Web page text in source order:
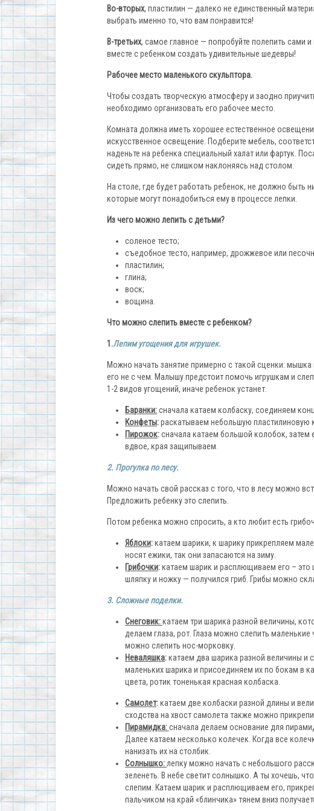
Во-вторых, пластилин — далеко не единственный
выбрать именно то, что вам понравится!
В-третьих, самое главное — попробуйте полепить сами
вместе с ребенком создать удивительные шедевры!
Рабочее место маленького скульптора.
Чтобы создать творческую атмосферу и заодно
необходимо организовать его рабочее место.
Комната должна иметь хорошее естественное
искусственное освещение. Подберите мебель,
наденьте на ребенка специальный халат или фартук.
сидеть прямо, не слишком наклоняясь над столом.
На столе, где будет работать ребенок, не должно быть
которые могут понадобиться ему в процессе лепки.
Из чего можно лепить с детьми?
соленое тесто;
съедобное тесто, например, дрожжевое или
пластилин;
глина;
воск;
вощина.
Что можно слепить вместе с ребенком?
1.Лепим угощения для игрушек.
Можно начать занятие примерно с такой сценки: мышка
его не с чем. Малышу предстоит помочь игрушкам и
1-2 видов угощений, иначе ребенок устанет.
Баранки:сначала катаем колбаску, соединяем
Конфеты:раскатываем небольшую пластилиновую
Пирожок:сначала катаем большой колобок,
вдвое, края защипываем.
2. Прогулка по лесу.
Можно начать свой рассказ с того, что в лесу можно
Предложить ребенку это слепить.
Потом ребенка можно спросить, а кто любит есть
Яблоки:катаем шарики, к шарику прикрепляем
носят ежики, так они запасаются на зиму.
Грибочки:катаем шарик и расплющиваем его – это
шляпку и ножку — получился гриб. Грибы можно
3. Сложные поделки.
Снеговик:катаем три шарика разной величины,
делаем глаза, рот. Глаза можно слепить
можно слепить нос-морковку.
Неваляшка:катаем два шарика разной величины и
маленьких шарика и присоединяем их по бокам в
цвета, ротик тоненькая красная колбаска.
Самолет:катаем две колбаски разной длины и
сходства на хвост самолета также можно
Пирамидка:сначала делаем основание для
Далее катаем несколько колечек. Когда все
нанизать их на столбик.
Солнышко: лепку можно начать с небольшого
зеленеть. В небе светит солнышко. А ты хочешь,
слепим. Катаем шарик и расплющиваем его,
пальчиком на край «блинчика» тянем вниз